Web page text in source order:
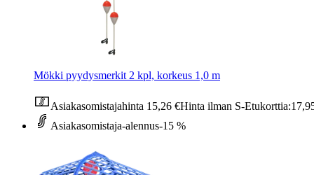
Mökki pyydysmerkit 2 kpl, korkeus 1,0 m
Asiakasomistajahinta 15,26 €Hinta ilman S-Etukorttia:
Asiakasomistaja-alennus-15 %